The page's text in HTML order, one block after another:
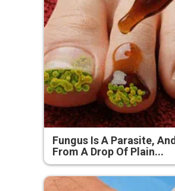
Fungus Is A Parasite,
From A Drop Of Plain...